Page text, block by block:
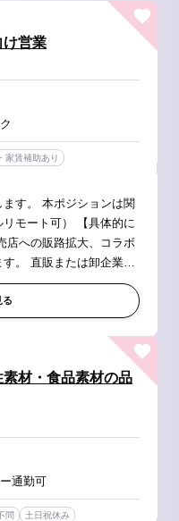
け営業
家賃補助あり
す。 本ポジションは関
） 【具体的に
店への販路拡大、コラボ
。 直販または卸企業と
ックストア／量販等）や
る
材・食品素材の品
通勤可
問
土日祝休み